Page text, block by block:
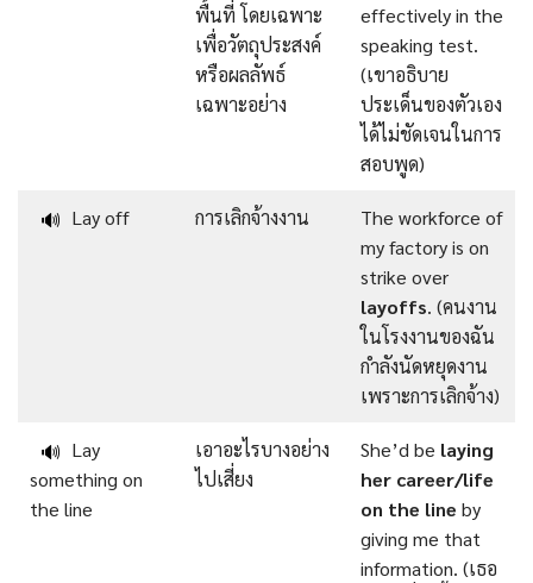
พื้นที่ โดยเฉพาะ
เพื่อวัตถุประสงค์
หรือผลลัพธ์
เฉพาะอย่าง
effectively in the
speaking test.
(เขาอธิบาย
ประเด็นของตัวเอง
ได้ไม่ชัดเจนในการ
สอบพูด)
🔊 Lay off การเลิกจ้างงาน
The workforce of
my factory is on
strike over
layoffs. (คนงาน
ในโรงงานของฉัน
กำลังนัดหยุดงาน
เพราะการเลิกจ้าง)
🔊 Lay
something on
the line
เอาอะไรบางอย่าง
ไปเสี่ยง
She’d be laying
her career/life
on the line by
giving me that
information. (เธอ